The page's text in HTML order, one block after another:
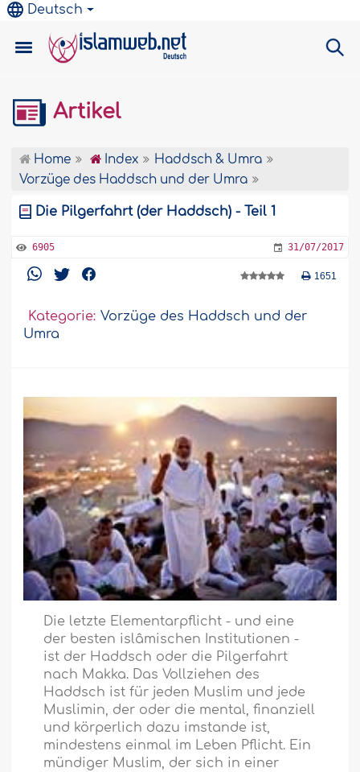
Deutsch
Artikel
Home Index
Haddsch & Umra
Vorzüge des Haddsch und der Umra
Die Pilgerfahrt (der Haddsch) - Teil 1
6905 31/07/2017
1651
Kategorie: Vorzüge des Haddsch und der
Umra
Die letzte Elementarpflicht - und eine
der besten islâmischen Institutionen -
ist der Haddsch oder die Pilgerfahrt
nach Makka. Das Vollziehen des
Haddsch ist für jeden Muslim und jede
Muslimin, der oder die mental, finanziell
und körperlich dazu imstande ist,
mindestens einmal im Leben Pflicht. Ein
mündiger Muslim, der sich in einer